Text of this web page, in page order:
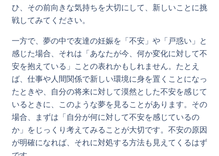
ひ、その前向きな気持ちを大切にして、新しいことに挑
戦してみてください。
一方で、夢の中で友達の妊娠を「不安」や「戸惑い」と
感じた場合、それは「あなたが今、何か変化に対して不
安を抱えている」ことの表れかもしれません。たとえ
ば、仕事や人間関係で新しい環境に身を置くことになっ
たときや、自分の将来に対して漠然とした不安を感じて
いるときに、このような夢を見ることがあります。その
場合、まずは「自分が何に対して不安を感じているの
か」をじっくり考えてみることが大切です。不安の原因
が明確になれば、それに対処する方法も見えてくるはず